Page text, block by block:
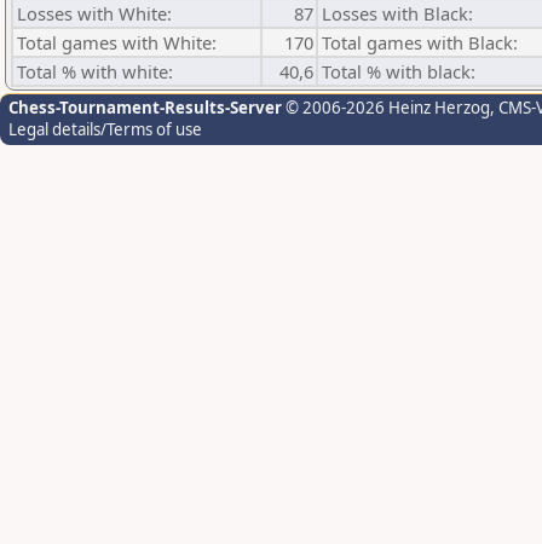
Losses with White:
87 Losses with Black:
Total games with White:
170 Total games with Black:
Total % with white:
40,6 Total % with black:
Chess-Tournament-Results-Server© 2006-2026 Heinz Herzog,
Legal details/Terms of use